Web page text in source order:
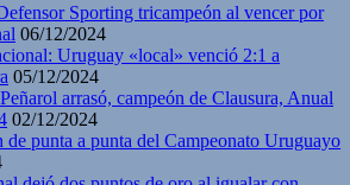
Sporting tricampeón al vencer por
06/12/2024
Uruguay «local» venció 2:1 a
05/12/2024
arrasó, campeón de Clausura, Anual
02/12/2024
de punta a punta del Campeonato Uruguayo